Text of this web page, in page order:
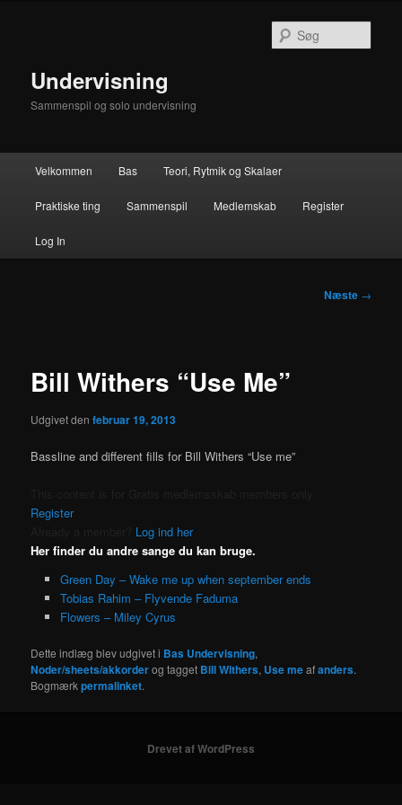
Undervisning
Sammenspil og solo undervisning
Velkommen Bas Teori, Rytmik og Skalaer
Praktiske ting Sammenspil Medlemskab Register
Log In
Næste →
Bill Withers “Use Me”
Udgivet denfebruar 19, 2013
Bassline and different fills for Bill Withers “Use me”
Register
Log ind her
Her finder du andre sange du kan bruge.
Green Day – Wake me up when september ends
Tobias Rahim – Flyvende Faduma
Flowers – Miley Cyrus
Dette indlæg blev udgivet i Bas Undervisning,
Noder/sheets/akkorderog tagget Bill Withers, Use meafanders.
Bogmærkpermalinket.
Drevet af WordPress